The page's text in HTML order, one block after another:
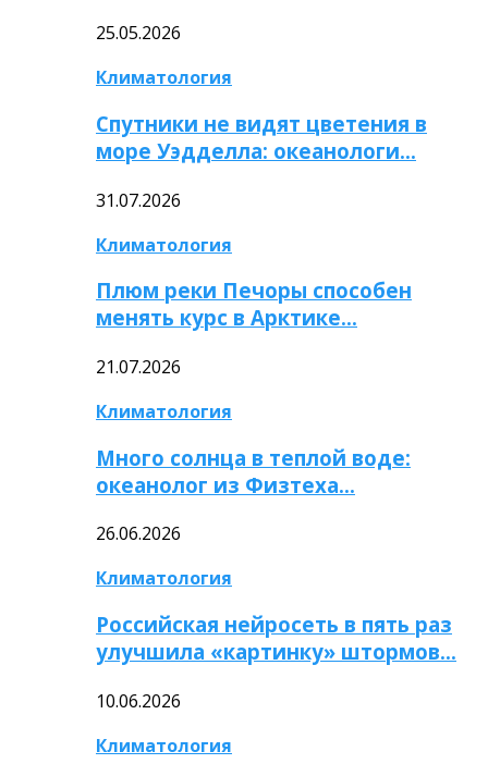
25.05.2026
Климатология
Спутники не видят цветения в
море Уэдделла: океанологи…
31.07.2026
Климатология
Плюм реки Печоры способен
менять курс в Арктике…
21.07.2026
Климатология
Много солнца в теплой воде:
океанолог из Физтеха…
26.06.2026
Климатология
Российская нейросеть в пять раз
улучшила «картинку» штормов…
10.06.2026
Климатология